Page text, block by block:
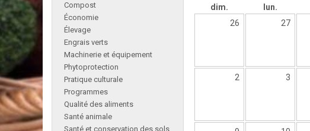
Compost
Économie
Élevage
Engrais verts
Machinerie et équipement
Phytoprotection
Pratique culturale
Programmes
Qualité des aliments
Santé animale
Santé et conservation des sols
dim. lun.
26
27
2 3